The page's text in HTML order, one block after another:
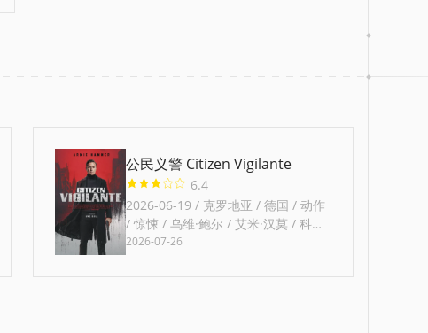
公民义警 Citizen Vigilante
6.4
2026-06-19 / 克罗地亚 / 德国 / 动作
/ 惊悚 / 乌维·鲍尔 / 艾米·汉莫 / 科斯
塔斯·曼迪勒 / 本杰明·施诺 / 维叶克斯
2026-07-26